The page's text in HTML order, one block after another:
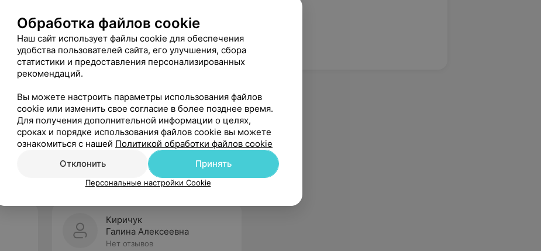
Рекомендую
Киричук
Галина Алексеевна
Нет отзывов
Обработка файлов cookie
Наш сайт использует файлы cookie для обеспечения
удобства пользователей сайта, его улучшения, сбора
статистики и предоставления персонализированных
рекомендаций.
Вы можете настроить параметры использования файлов
cookie или изменить свое согласие в более позднее время.
Для получения дополнительной информации о целях,
сроках и порядке использования файлов cookie вы можете
ознакомиться с нашей Политикой обработки файлов cookie
Отклонить
Принять
Персональные настройки Cookie